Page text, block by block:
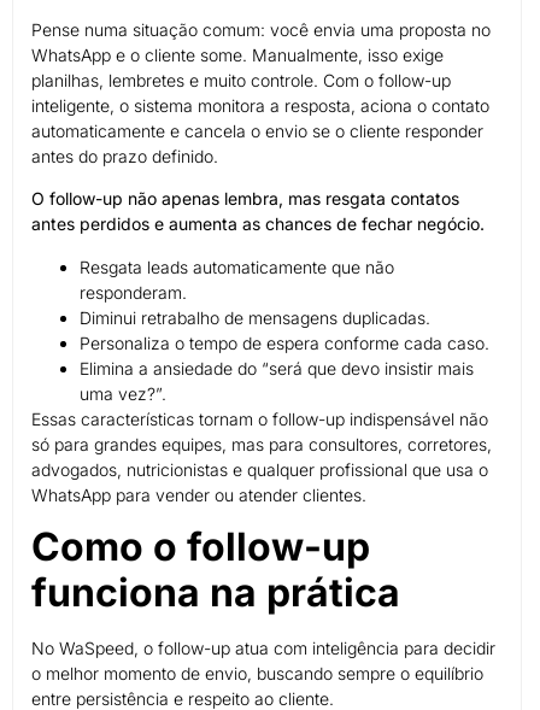
Pense numa situação comum: você envia uma proposta no
WhatsApp e o cliente some. Manualmente, isso exige
planilhas, lembretes e muito controle. Com o follow-up
inteligente, o sistema monitora a resposta, aciona o contato
automaticamente e cancela o envio se o cliente responder
antes do prazo definido.
O follow-up não apenas lembra, mas resgata contatos
antes perdidos e aumenta as chances de fechar negócio.
Resgata leads automaticamente que não
responderam.
Diminui retrabalho de mensagens duplicadas.
Personaliza o tempo de espera conforme cada caso.
Elimina a ansiedade do “será que devo insistir mais
uma vez?”.
Essas características tornam o follow-up indispensável não
só para grandes equipes, mas para consultores, corretores,
advogados, nutricionistas e qualquer profissional que usa o
WhatsApp para vender ou atender clientes.
Como o follow-up
funciona na prática
No WaSpeed, o follow-up atua com inteligência para decidir
o melhor momento de envio, buscando sempre o equilíbrio
entre persistência e respeito ao cliente.